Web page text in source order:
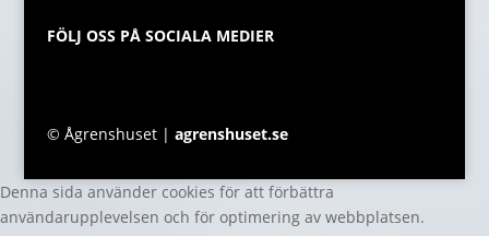
FÖLJ OSS PÅ SOCIALA MEDIER
© Ågrenshuset | agrenshuset.se
Denna sida använder cookies för att förbättra
användarupplevelsen och för optimering av webbplatsen.